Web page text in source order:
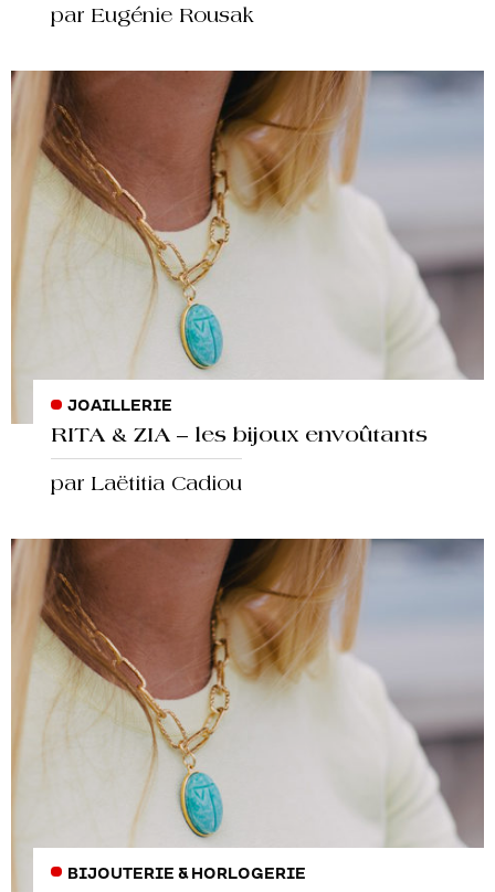
par Eugénie Rousak
JOAILLERIE
RITA & ZIA – les bijoux envoûtants
par Laëtitia Cadiou
BIJOUTERIE & HORLOGERIE